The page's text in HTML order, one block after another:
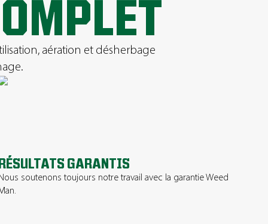
aération et désherbage
RÉSULTATS GARANTIS
Nous soutenons toujours notre travail avec la garantie Weed